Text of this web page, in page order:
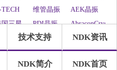
晶振
TECH
振
维管晶振
AEK晶振
国三星
PDI晶振
AbraconCrystal
晶振
WI2WI晶
振
Jauch晶振
晶
Transko晶
振
SHINSUNG
晶振
Frequency
SUNTSU
技术支持 NDK资讯
NDK简介 NDK首页